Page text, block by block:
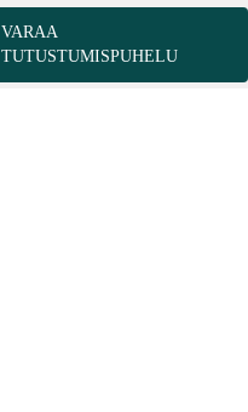
VARAA
TUTUSTUMISPUHELU